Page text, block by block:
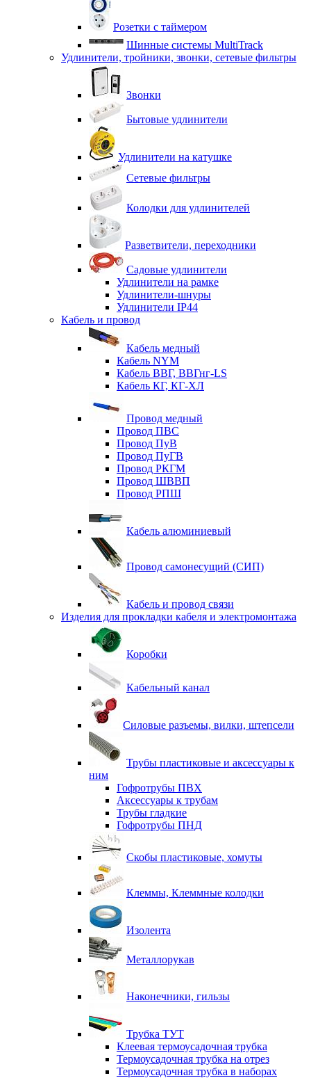
Розетки с таймером
Шинные системы MultiTrack
Удлинители, тройники, звонки, сетевые фильтры
Звонки
Бытовые удлинители
Удлинители на катушке
Сетевые фильтры
Колодки для удлинителей
Разветвители, переходники
Садовые удлинители
Удлинители на рамке
Удлинители-шнуры
Удлинители IP44
Кабель и провод
Кабель медный
Кабель NYM
Кабель ВВГ, ВВГнг-LS
Кабель КГ, КГ-ХЛ
Провод медный
Провод ПВС
Провод ПуВ
Провод ПуГВ
Провод РКГМ
Провод ШВВП
Провод РПШ
Кабель алюминиевый
Провод самонесущий (СИП)
Кабель и провод связи
Изделия для прокладки кабеля и электромонтажа
Коробки
Кабельный канал
Силовые разъемы, вилки, штепсели
Трубы пластиковые и аксессуары к
ним
Гофротрубы ПВХ
Аксессуары к трубам
Трубы гладкие
Гофротрубы ПНД
Скобы пластиковые, хомуты
Клеммы, Клеммные колодки
Изолента
Металлорукав
Наконечники, гильзы
Трубка ТУТ
Клеевая термоусадочная трубка
Термоусадочная трубка на отрез
Термоусадочная трубка в наборах